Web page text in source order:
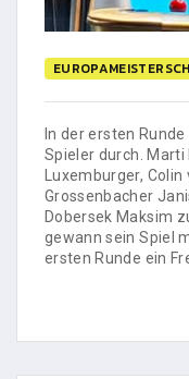
In der ersten
Spieler durch. Marti
Luxemburger,
Grossenbacher
Dobersek Maksim
gewann sein Spiel
ersten Runde ein